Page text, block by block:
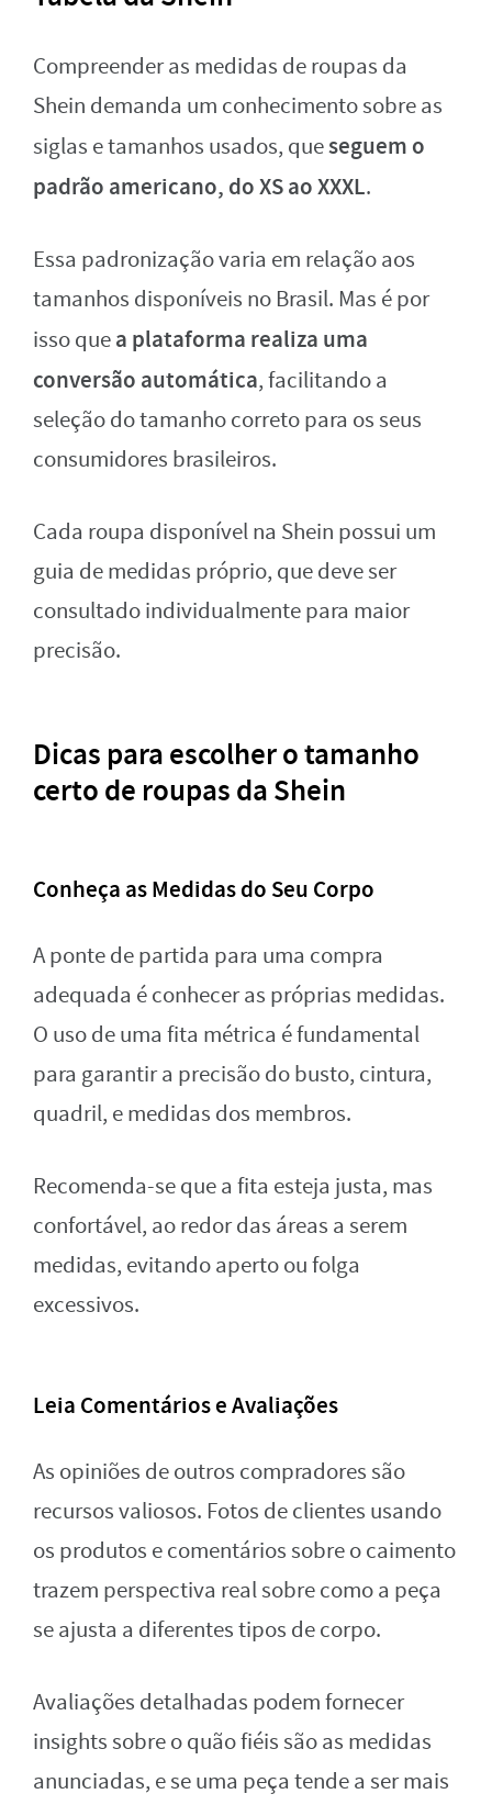
Compreender as medidas de roupas da
Shein demanda um conhecimento sobre as
siglas e tamanhos usados, queseguem o
padrão americano, do XS ao XXXL.
Essa padronização varia em relação aos
tamanhos disponíveis no Brasil. Mas é por
isso quea plataforma realiza uma
conversão automática, facilitando a
seleção do tamanho correto para os seus
consumidores brasileiros.
Cada roupa disponível na Shein possui um
guia de medidas próprio, que deve ser
consultado individualmente para maior
precisão.
Dicas para escolher o tamanho
certo de roupas da Shein
Conheça as Medidas do Seu Corpo
A ponte de partida para uma compra
adequada é conhecer as próprias medidas.
O uso de uma fita métrica é fundamental
para garantir a precisão do busto, cintura,
quadril, e medidas dos membros.
Recomenda-se que a fita esteja justa, mas
confortável, ao redor das áreas a serem
medidas, evitando aperto ou folga
excessivos.
Leia Comentários e Avaliações
As opiniões de outros compradores são
recursos valiosos. Fotos de clientes usando
os produtos e comentários sobre o caimento
trazem perspectiva real sobre como a peça
se ajusta a diferentes tipos de corpo.
Avaliações detalhadas podem fornecer
insights sobre o quão fiéis são as medidas
anunciadas, e se uma peça tende a ser mais